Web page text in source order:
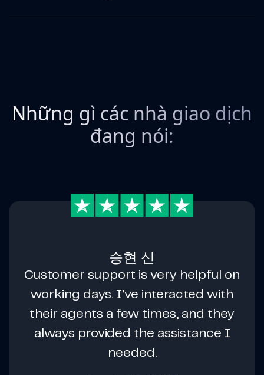
Những gì các nhà giao dịch
đang nói:
승현 신
Customer support is very helpful on
working days. I’ve interacted with
their agents a few times, and they
always provided the assistance I
needed.